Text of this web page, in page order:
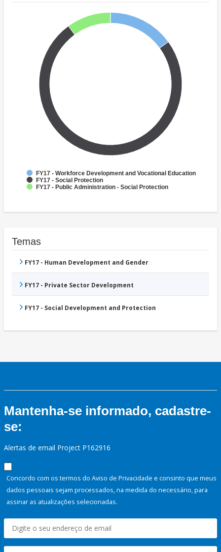
FY17 - Workforce Development and Vocational Education
FY17 - Social Protection
FY17 - Public Administration - Social Protection
Temas
FY17 - Human Development and Gender
FY17 - Private Sector Development
FY17 - Social Development and Protection
Mantenha-se informado, cadastre-
se:
Alertas de email Project P162916
Concordo com os termos do Aviso de Privacidade e consinto que meus
dados pessoais sejam processados, na medida do necessário, para
assinar as atualizações selecionadas.